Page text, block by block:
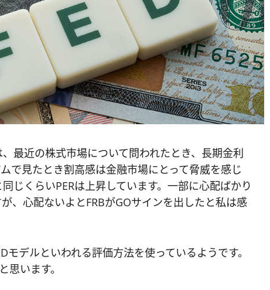
最近の株式市場について問われたとき、長期金利
で見たとき割高感は金融市場にとって脅威を感じ
じくらいPERは上昇しています。一部に心配ばかり
、心配ないよとFRBがGOサインを出したと私は感
デルといわれる評価方法を使っているようです。
思います。